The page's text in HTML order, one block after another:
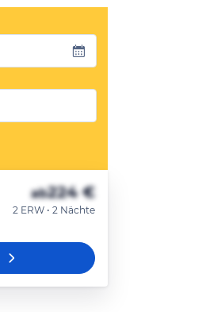
ab224 €
2 ERW • 2 Nächte